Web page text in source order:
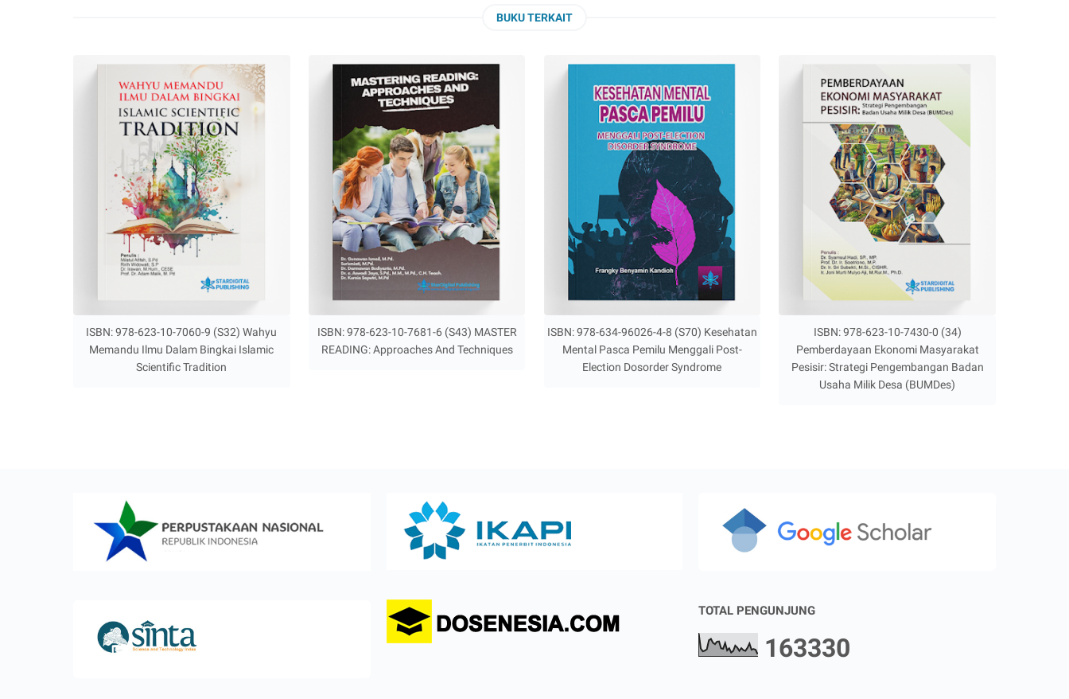
BUKU TERKAIT
ISBN: 978-623-10-7060-9 (S32) Wahyu
Memandu Ilmu Dalam Bingkai Islamic
Scientific Tradition
ISBN: 978-623-10-7681-6 (S43) MASTER
READING: Approaches And Techniques
ISBN: 978-634-96026-4-8 (S70) Kesehatan
Mental Pasca Pemilu Menggali Post-
Election Dosorder Syndrome
ISBN: 978-623-10-7430-0 (34)
Pemberdayaan Ekonomi Masyarakat
Pesisir: Strategi Pengembangan Badan
Usaha Milik Desa (BUMDes)
TOTAL PENGUNJUNG
163330